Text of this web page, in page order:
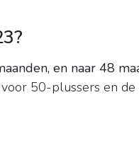
en naar 48
50-plussers en de